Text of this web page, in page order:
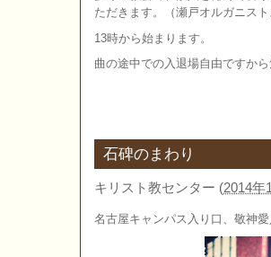
ただきます。（瀬戸オルガニスト
13時から始まります。
曲の途中での入退場自由ですから
石碑のまわり
キリスト教センター (2014年
名古屋キャンパス入り口、敬神